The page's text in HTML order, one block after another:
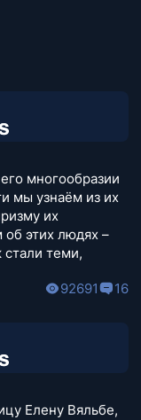
многообразии
мы узнаём из их
их
этих людях –
теми,
92691 16
Елену Вяльбе,